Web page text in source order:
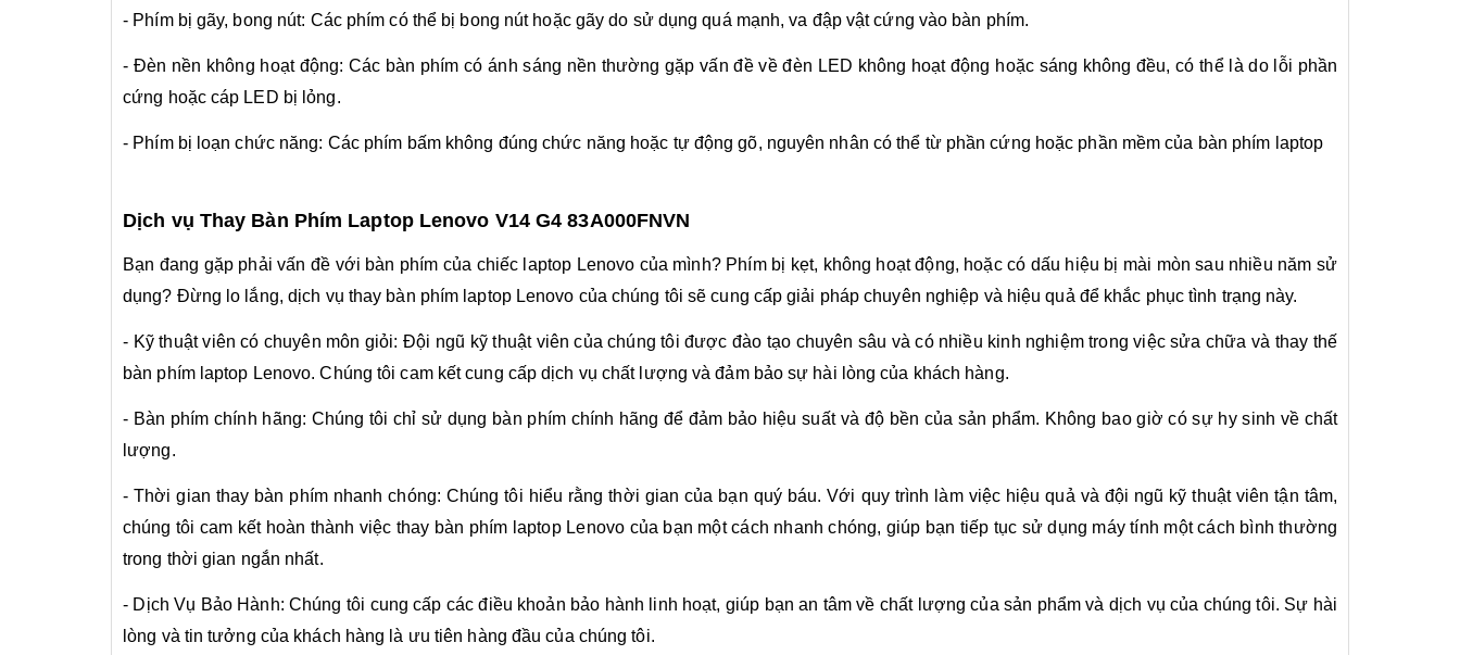
- Phím bị gãy, bong nút: Các phím có thể bị bong nút hoặc gãy do sử dụng quá mạnh, va đập vật cứng vào bàn phím.
- Đèn nền không hoạt động: Các bàn phím có ánh sáng nền thường gặp vấn đề về đèn LED không hoạt động hoặc sáng không đều, có thể là do lỗi phần
cứng hoặc cáp LED bị lỏng.
- Phím bị loạn chức năng: Các phím bấm không đúng chức năng hoặc tự động gõ, nguyên nhân có thể từ phần cứng hoặc phần mềm của bàn phím laptop
Dịch vụ Thay Bàn Phím Laptop Lenovo V14 G4 83A000FNVN
Bạn đang gặp phải vấn đề với bàn phím của chiếc laptop Lenovo của mình? Phím bị kẹt, không hoạt động, hoặc có dấu hiệu bị mài mòn sau nhiều năm sử
dụng? Đừng lo lắng, dịch vụ thay bàn phím laptop Lenovo của chúng tôi sẽ cung cấp giải pháp chuyên nghiệp và hiệu quả để khắc phục tình trạng này.
- Kỹ thuật viên có chuyên môn giỏi: Đội ngũ kỹ thuật viên của chúng tôi được đào tạo chuyên sâu và có nhiều kinh nghiệm trong việc sửa chữa và thay thế
bàn phím laptop Lenovo. Chúng tôi cam kết cung cấp dịch vụ chất lượng và đảm bảo sự hài lòng của khách hàng.
- Bàn phím chính hãng: Chúng tôi chỉ sử dụng bàn phím chính hãng để đảm bảo hiệu suất và độ bền của sản phẩm. Không bao giờ có sự hy sinh về chất
lượng.
- Thời gian thay bàn phím nhanh chóng: Chúng tôi hiểu rằng thời gian của bạn quý báu. Với quy trình làm việc hiệu quả và đội ngũ kỹ thuật viên tận tâm,
chúng tôi cam kết hoàn thành việc thay bàn phím laptop Lenovo của bạn một cách nhanh chóng, giúp bạn tiếp tục sử dụng máy tính một cách bình thường
trong thời gian ngắn nhất.
- Dịch Vụ Bảo Hành: Chúng tôi cung cấp các điều khoản bảo hành linh hoạt, giúp bạn an tâm về chất lượng của sản phẩm và dịch vụ của chúng tôi. Sự hài
lòng và tin tưởng của khách hàng là ưu tiên hàng đầu của chúng tôi.